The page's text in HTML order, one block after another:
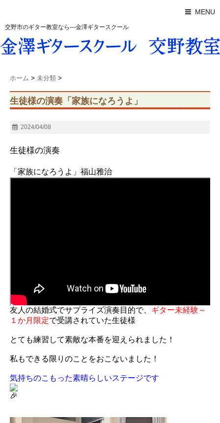
MENU
交野市のギター教室なら―金澤ギタースクール
ホーム > 未分類 >
生徒様の演奏「家族になろうよ」
2024/04/08
生徒様の演奏
「家族になろうよ」福山雅治
友人の結婚式でサプライズ演奏目的で、 ギター未経験～
１か月限定で受講されていた生徒様
とても練習して素敵な本番を迎えられました！
私もできる限りのことをおこないました！
気持ちのこもった素晴らしいステージです